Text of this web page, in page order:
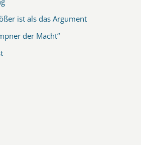
ist als das Argument
der Macht“